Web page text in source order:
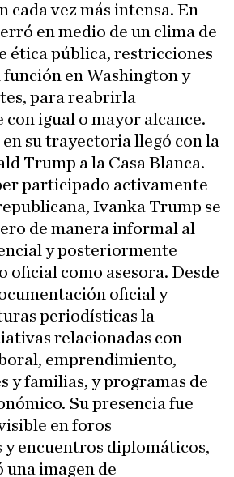
cada vez más intensa. En
en medio de un clima de
ética pública, restricciones
función en Washington y
para reabrirla
igual o mayor alcance.
su trayectoria llegó con la
Trump a la Casa Blanca.
participado activamente
Ivanka Trump se
de manera informal al
y posteriormente
oficial como asesora. Desde
oficial y
periodísticas la
relacionadas con
emprendimiento,
y familias, y programas de
Su presencia fue
en foros
encuentros diplomáticos,
imagen de